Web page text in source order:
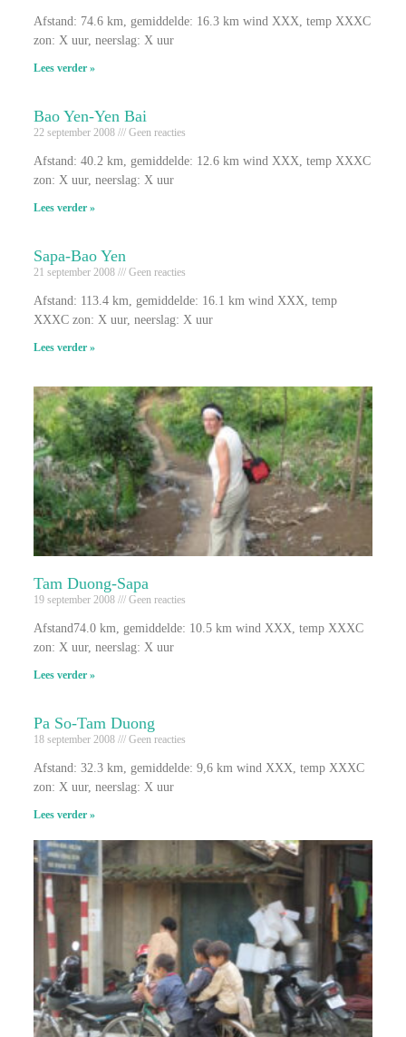
Afstand: 74.6 km, gemiddelde: 16.3 km wind XXX, temp XXXC
zon: X uur, neerslag: X uur
Lees verder »
Bao Yen-Yen Bai
22 september 2008 Geen reacties
Afstand: 40.2 km, gemiddelde: 12.6 km wind XXX, temp XXXC
zon: X uur, neerslag: X uur
Lees verder »
Sapa-Bao Yen
21 september 2008 Geen reacties
Afstand: 113.4 km, gemiddelde: 16.1 km wind XXX, temp
XXXC zon: X uur, neerslag: X uur
Lees verder »
Tam Duong-Sapa
19 september 2008 Geen reacties
Afstand74.0 km, gemiddelde: 10.5 km wind XXX, temp XXXC
zon: X uur, neerslag: X uur
Lees verder »
Pa So-Tam Duong
18 september 2008 Geen reacties
Afstand: 32.3 km, gemiddelde: 9,6 km wind XXX, temp XXXC
zon: X uur, neerslag: X uur
Lees verder »